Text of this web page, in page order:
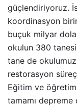
güçlendiriyoruz.
koordinasyon
buçuk milyar
okulun 380 tanesi
tane de
restorasyon
Eğitim ve öğretim
tamamı depreme